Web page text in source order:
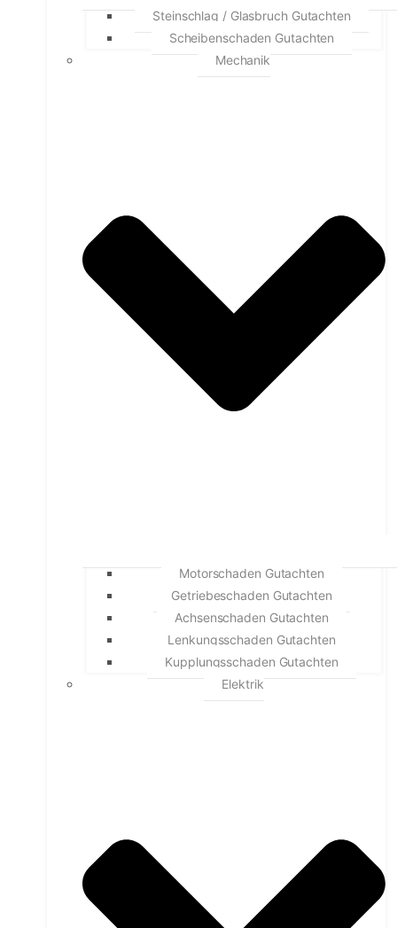
Steinschlag / Glasbruch Gutachten
Scheibenschaden Gutachten
Mechanik
Motorschaden Gutachten
Getriebeschaden Gutachten
Achsenschaden Gutachten
Lenkungsschaden Gutachten
Kupplungsschaden Gutachten
Elektrik